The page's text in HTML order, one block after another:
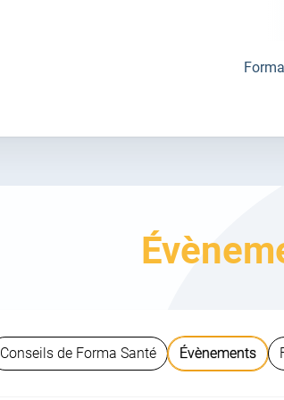
Conseils de Forma Santé Évènements